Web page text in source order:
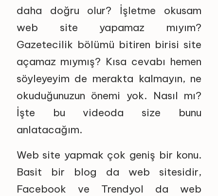
daha doğru olur? İşletme okusam
web site yapamaz mıyım?
Gazetecilik bölümü bitiren birisi site
açamaz mıymış? Kısa cevabı hemen
söyleyeyim de merakta kalmayın, ne
okuduğunuzun önemi yok. Nasıl mı?
İşte bu videoda size bunu
anlatacağım.
Web site yapmak çok geniş bir konu.
Basit bir blog da web sitesidir,
Facebook ve Trendyol da web